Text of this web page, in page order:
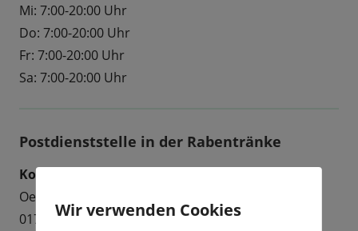
Mi: 7:00-20:00 Uhr
Do: 7:00-20:00 Uhr
Fr: 7:00-20:00 Uhr
Sa: 7:00-20:00 Uhr
Postdienststelle in der Rabentränke
Kontakt
Oelsaer Str. 9
01734 Rabenau
Wir verwenden Cookies